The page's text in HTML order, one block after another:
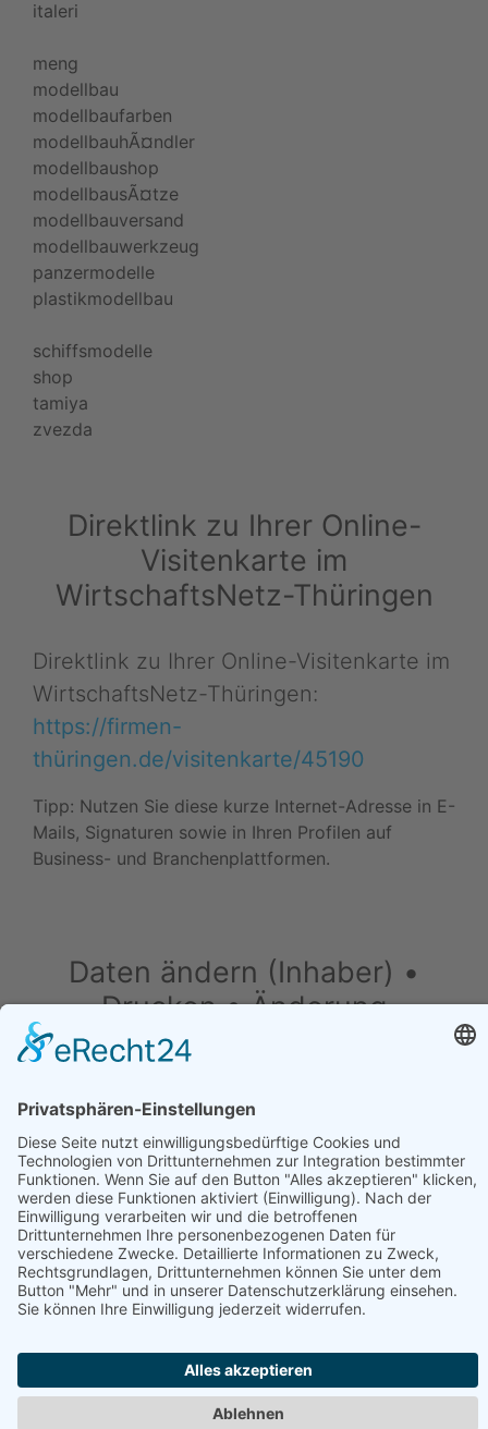
italeri
meng
modellbau
modellbaufarben
modellbauhÃ¤ndler
modellbaushop
modellbausÃ¤tze
modellbauversand
modellbauwerkzeug
panzermodelle
plastikmodellbau
schiffsmodelle
shop
tamiya
zvezda
Direktlink zu Ihrer Online-
Visitenkarte im
WirtschaftsNetz-Thüringen
Direktlink zu Ihrer Online-Visitenkarte im
WirtschaftsNetz-Thüringen:
https://firmen-
thüringen.de/visitenkarte/45190
Tipp: Nutzen Sie diese kurze Internet-Adresse in E-
Mails, Signaturen sowie in Ihren Profilen auf
Business- und Branchenplattformen.
Daten ändern (Inhaber) •
Drucken • Änderung
vorschlagen
Daten ändern (für Inhaber)
vorschlagen•Drucken
Werben in diesem Portal• Kontakt / Impressum•
Datenschutzerklärung•Cookie-Einstellungen